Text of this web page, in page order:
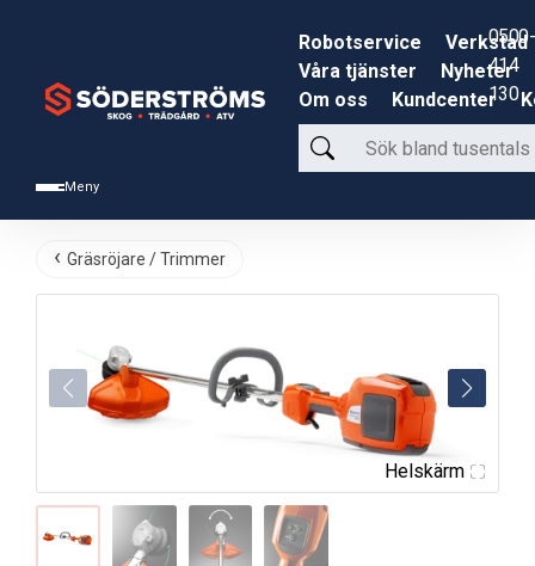
Meny
Robotservice
Verkstad
Våra tjänster
Nyheter
Om oss
Kundcenter
Sök
bland
produkter
0500-
414
130
Gräsröjare / Trimmer
Helskärm